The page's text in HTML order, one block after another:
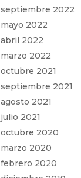
septiembre 2022
mayo 2022
abril 2022
marzo 2022
octubre 2021
septiembre 2021
agosto 2021
julio 2021
octubre 2020
marzo 2020
febrero 2020